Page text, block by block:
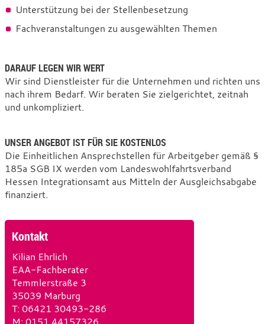
Unterstützung bei der Stellenbesetzung
Fachveranstaltungen zu ausgewählten Themen
DARAUF LEGEN WIR WERT
Wir sind Dienstleister für die Unternehmen und richten uns
nach ihrem Bedarf. Wir beraten Sie zielgerichtet, zeitnah
und unkompliziert.
UNSER ANGEBOT IST FÜR SIE KOSTENLOS
Die Einheitlichen Ansprechstellen für Arbeitgeber gemäß §
185a SGB IX werden vom Landeswohlfahrtsverband
Hessen Integrationsamt aus Mitteln der Ausgleichsabgabe
finanziert.
Kontakt
Kilian Ehrlich
EAA-Fachberater
Temmlerstraße 3
35039 Marburg
Te
: 06421 30493-286